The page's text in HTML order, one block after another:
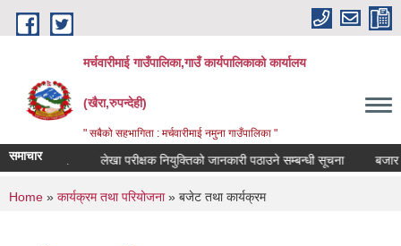
Skip to main content
मर्चवारीमाई गाउँपालिका,गाउँ कार्यपालिकाको कार्यालय
(खैरा,रुपन्देही)
" सबैको सहभागिता : मर्चवारीमाई नमुना गाउँपालिका "
समाचार
सूचना.. लेखा परीक्षक नियुक्तिको जानकारी पठाउने सम्बन्धी सूचना बजार
You are here
Home » कार्यक्रम तथा परियोजना» बजेट तथा कार्यक्रम